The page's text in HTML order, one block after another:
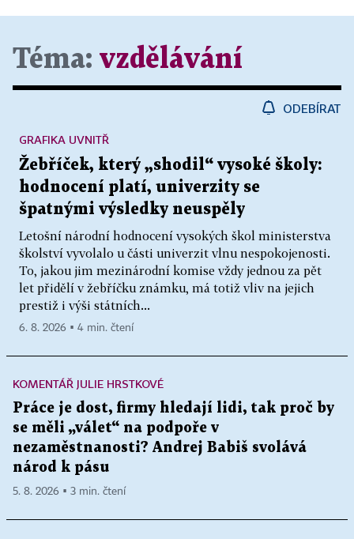
Téma: vzdělávání
ODEBÍRAT
Žebříček, který „shodil“ vysoké školy:
hodnocení platí, univerzity se
špatnými výsledky neuspěly
Letošní národní hodnocení vysokých škol ministerstva
školství vyvolalo u části univerzit vlnu nespokojenosti.
To, jakou jim mezinárodní komise vždy jednou za pět
let přidělí v žebříčku známku, má totiž vliv na jejich
prestiž i výši státních...
GRAFIKA UVNITŘ
6. 8. 2026 ▪ 4 min. čtení
KOMENTÁŘ JULIE HRSTKOVÉ
Práce je dost, firmy hledají lidi, tak proč by
se měli „válet“ na podpoře v
nezaměstnanosti? Andrej Babiš svolává
národ k pásu
5. 8. 2026 ▪ 3 min. čtení